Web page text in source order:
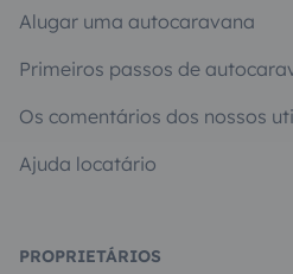
Alugar uma autocaravana
Primeiros passos de
Os comentários dos nossos
Ajuda locatário
PROPRIETÁRIOS